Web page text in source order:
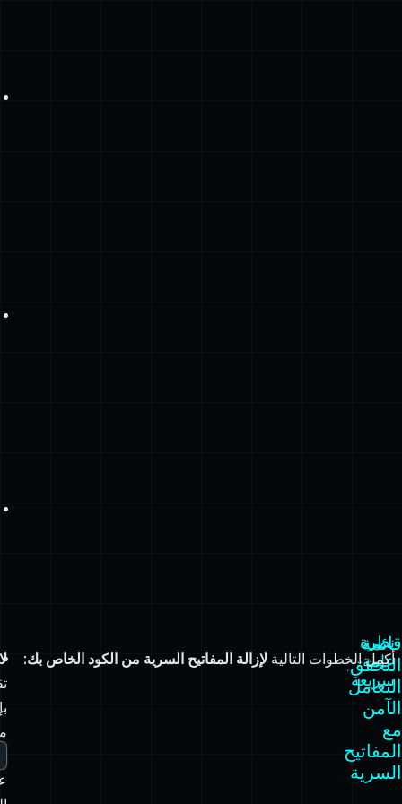
قائمة
التحقق:
التعامل
الآمن
مع
المفاتيح
السرية
نظرة
عامة
سريعة
أكمل الخطوات التالية لإزالة المفاتيح السرية من الكود الخاص بك:
لا